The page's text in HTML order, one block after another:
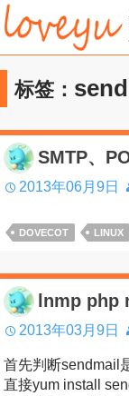
跳
过
内
容标签：
SMTP、
2013年06月9日
DOVECOT LINUX
lnmp php
2013年03月9日
首先判断sendmail
直接yum install